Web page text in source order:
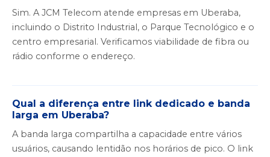
Sim. A JCM Telecom atende empresas em Uberaba,
incluindo o Distrito Industrial, o Parque Tecnológico e o
centro empresarial. Verificamos viabilidade de fibra ou
rádio conforme o endereço.
Qual a diferença entre link dedicado e banda
larga em Uberaba?
A banda larga compartilha a capacidade entre vários
usuários, causando lentidão nos horários de pico. O link